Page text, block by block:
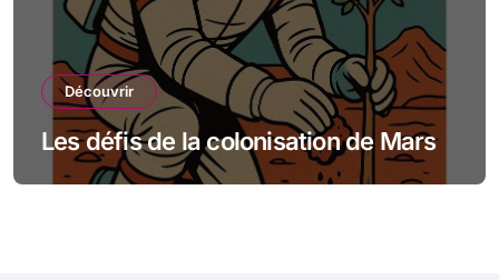
Découvrir
Les défis de la colonisation de Mars